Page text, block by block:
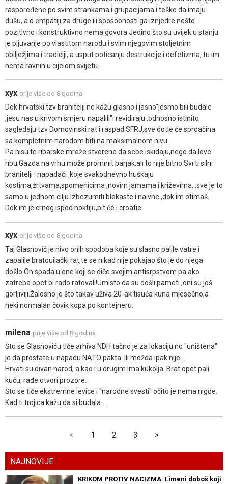
raspoređene po svim strankama i grupacijama i teško da imaju
dušu, a o empatiji za druge ili sposobnosti ga iznjedre nešto
pozitivno i konstruktivno nema govora.Jedino što su uvijek u stanju
je pljuvanje po vlastitom narodu i svim njegovim stoljetnim
obilježjima i tradiciji, a usput poticanju destrukcije i defetizma, tu im
nema ravnih u cijelom svijetu.
xyx prije više od 8 godina
Dok hrvatski tzv branitelji ne kažu glasno i jasno"jesmo bili budale
,jesu nas u krivom smjeru napalili"i revidiraju ,odnosno istinito
sagledaju tzv Domovinski rat i raspad SFRJ,sve dotle će sprdačina
sa kompletnim narodom biti na maksimalnom nivu.
Pa nisu te ribarske mreže stvorene da sebe iskidaju,nego da love
ribu.Gazda na vrhu može prominit barjak,ali to nije bitno.Svi ti silni
branitelji i napadači ,koje svakodnevno huškaju
kostima,žrtvama,spomenicima ,novim jamama i križevima...sve je to
samo u jednom cilju.Izbezumiti blekaste i naivne ,dok im otimaš.
Dok im je crnog ispod noktiju,bit će i croatie.
xyx prije više od 8 godina
Taj Glasnović je nivo onih spodoba koje su slasno palile vatre i
zapalile bratouilački rat,te se nikad nije pokajao što je do njega
došlo.On spada u one koji se diče svojim antisrpstvom pa ako
zatreba opet bi rado ratovali!Umisto da su došli pameti ,oni su još
gorljiviji.Žalosno je što takav uživa 20-ak tisuća kuna mjesečno,a
neki normalan čovik kopa po kontejneru.
milena prije više od 8 godina
Što se Glasnoviću tiče arhiva NDH tačno je za lokaciju no "uništena"
je da prostate u napadu NATO pakta. Ili možda ipak nije....
Hrvati su divan narod, a kao i u drugim ima kukolja. Brat opet pali
kuću, rađe otvori prozore.
Što se tiče ekstremne levice i "narodne svesti" očito je nema nigde.
Kad ti trojica kažu da si budala ...
< 1 2 3 >
NAJNOVIJE
KRIKOM PROTIV NACIZMA: Limeni doboš koji